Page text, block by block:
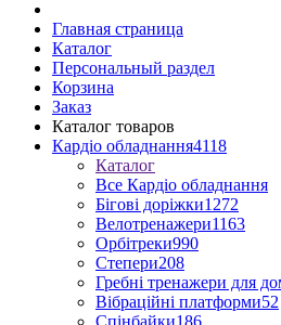
Главная страница
Каталог
Персональный раздел
Корзина
Заказ
Каталог товаров
Кардіо обладнання4118
Каталог
Все Кардіо обладнання
Бігові доріжки1272
Велотренажери1163
Орбітреки990
Степери208
Гребні тренажери для
Вібраційні платформи52
Спінбайки186